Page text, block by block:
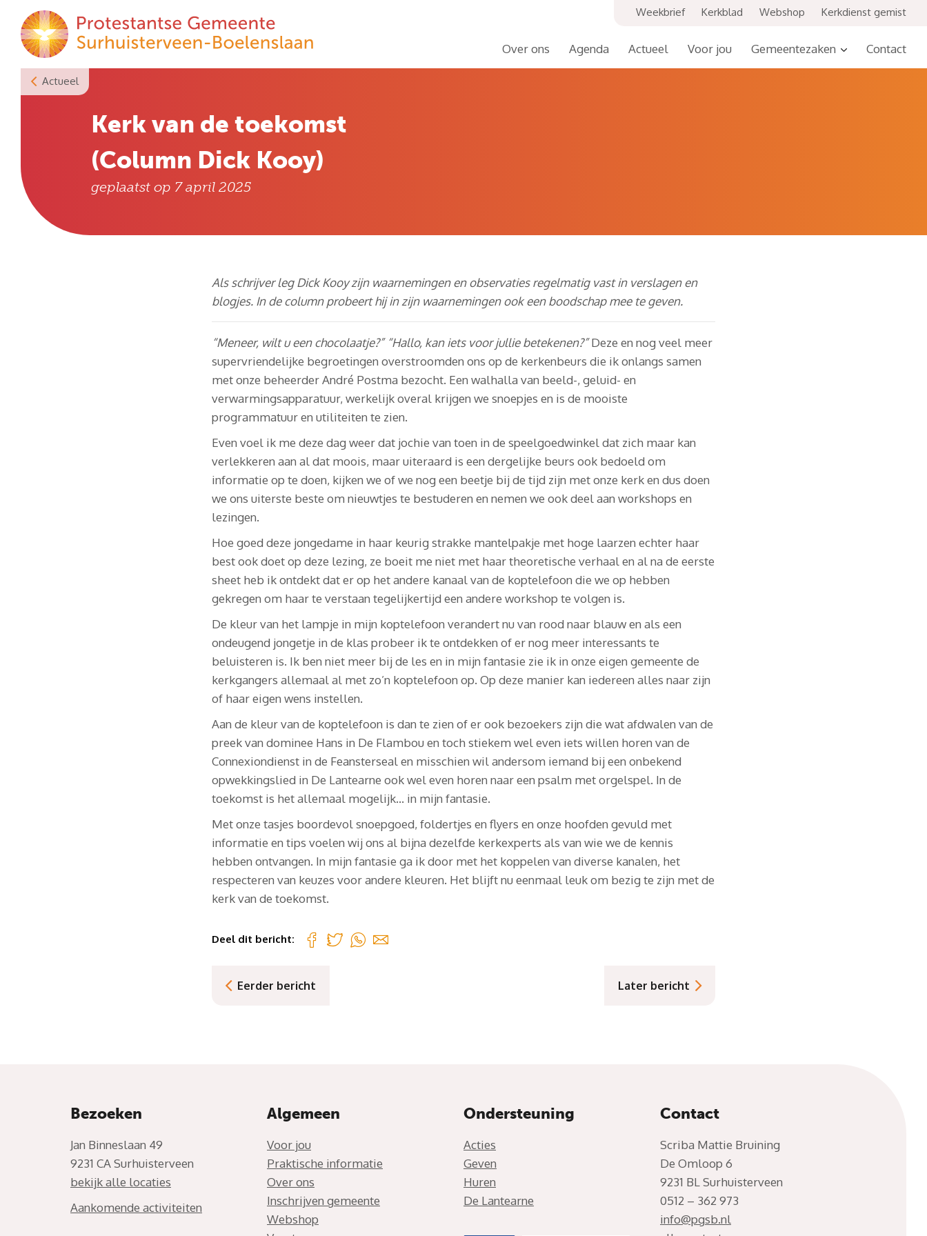
content
Over ons Agenda Actueel Voor jou Gemeentezaken Contact
Weekbrief Kerkblad Webshop Kerkdienst gemist
Actueel
Kerk van de toekomst
(Column Dick Kooy)
geplaatst op 7 april 2025
Als schrijver leg Dick Kooy zijn waarnemingen en observaties regelmatig vast in verslagen en
blogjes. In de column probeert hij in zijn waarnemingen ook een boodschap mee te geven.
“Meneer, wilt u een chocolaatje?” “Hallo, kan iets voor jullie betekenen?”Deze en nog veel meer
supervriendelijke begroetingen overstroomden ons op de kerkenbeurs die ik onlangs samen
met onze beheerder André Postma bezocht. Een walhalla van beeld-, geluid- en
verwarmingsapparatuur, werkelijk overal krijgen we snoepjes en is de mooiste
programmatuur en utiliteiten te zien.
Even voel ik me deze dag weer dat jochie van toen in de speelgoedwinkel dat zich maar kan
verlekkeren aan al dat moois, maar uiteraard is een dergelijke beurs ook bedoeld om
informatie op te doen, kijken we of we nog een beetje bij de tijd zijn met onze kerk en dus doen
we ons uiterste beste om nieuwtjes te bestuderen en nemen we ook deel aan workshops en
lezingen.
Hoe goed deze jongedame in haar keurig strakke mantelpakje met hoge laarzen echter haar
best ook doet op deze lezing, ze boeit me niet met haar theoretische verhaal en al na de eerste
sheet heb ik ontdekt dat er op het andere kanaal van de koptelefoon die we op hebben
gekregen om haar te verstaan tegelijkertijd een andere workshop te volgen is.
De kleur van het lampje in mijn koptelefoon verandert nu van rood naar blauw en als een
ondeugend jongetje in de klas probeer ik te ontdekken of er nog meer interessants te
beluisteren is. Ik ben niet meer bij de les en in mijn fantasie zie ik in onze eigen gemeente de
kerkgangers allemaal al met zo’n koptelefoon op. Op deze manier kan iedereen alles naar zijn
of haar eigen wens instellen.
Aan de kleur van de koptelefoon is dan te zien of er ook bezoekers zijn die wat afdwalen van de
preek van dominee Hans in De Flambou en toch stiekem wel even iets willen horen van de
Connexiondienst in de Feansterseal en misschien wil andersom iemand bij een onbekend
opwekkingslied in De Lantearne ook wel even horen naar een psalm met orgelspel. In de
toekomst is het allemaal mogelijk… in mijn fantasie.
Met onze tasjes boordevol snoepgoed, foldertjes en flyers en onze hoofden gevuld met
informatie en tips voelen wij ons al bijna dezelfde kerkexperts als van wie we de kennis
hebben ontvangen. In mijn fantasie ga ik door met het koppelen van diverse kanalen, het
respecteren van keuzes voor andere kleuren. Het blijft nu eenmaal leuk om bezig te zijn met de
kerk van de toekomst.
Deel dit bericht:
Eerder bericht Later bericht
Bezoeken
Jan Binneslaan 49
9231 CA Surhuisterveen
bekijk alle locaties
Aankomende activiteiten
Algemeen
Voor jou
Praktische informatie
Over ons
Inschrijven gemeente
Webshop
Ondersteuning
Acties
Geven
Huren
De Lantearne
Contact
Scriba Mattie Bruining
De Omloop 6
9231 BL Surhuisterveen
0512 – 362 973
info@pgsb.nl